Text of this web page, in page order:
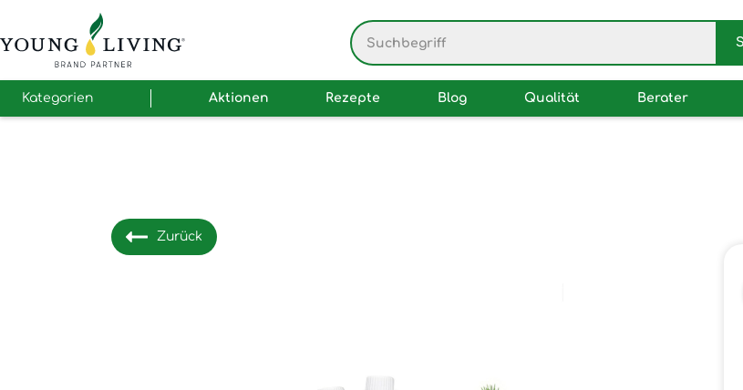
Kategorien Aktionen Rezepte Blog Qualität Berater
Zurück